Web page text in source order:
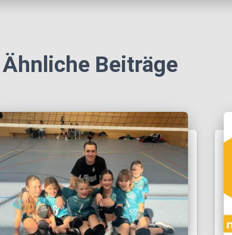
Ähnliche Beiträge